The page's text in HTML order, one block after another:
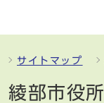
サイトマップ
綾部市役所